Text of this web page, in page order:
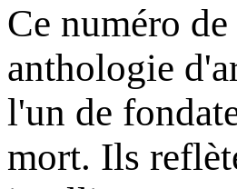
Ce numéro
anthologie
l'un de
mort. Ils